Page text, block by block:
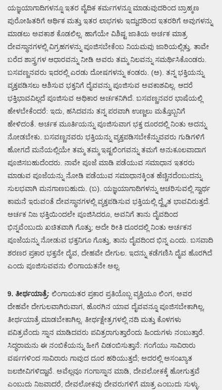
ಯಜ್ಞಯಾಗಾದಿಗಳನ್ನೂ ಇತರ ವೈದಿಕ ಕರ್ಮಗಳನ್ನೂ ಮಾಡುವುದರಿಂದ ಬ್ರಾಹ್ಮಣ
ಪುರೋಹಿತರಿಗೆ ಆರ್ಥಿಕ ಮತ್ತು ಇತರ ಲಾಭಗಳು ಇದ್ದುದರಿಂದ ಇತರರಿಗೆ ಅವುಗಳನ್ನು
ಮಾಡಲು ಅವಕಾಶ ಕೊಡಲಿಲ್ಲ. ಹಾಗೆಯೇ ವಿಶಿಷ್ಟ ಜಾತಿಯ ಅರ್ಚಕ ಮಾತ್ರ
ದೇವಸ್ಥಾನಗಳಲ್ಲಿ ವಿಗ್ರಹಗಳನ್ನು ಪೂಜಿಸಬೇಕೆಂಬ ನಿಯಮವು ಜಾರಿಯಲ್ಲಿತ್ತು. ತಾವೇ
ಬರೆದ ಶಾಸ್ತ್ರಗಳ ಆಧಾರವನ್ನು ನೀಡಿ ಅವರು ತಮ್ಮ ನಿಲವನ್ನು ಸಮರ್ಥಿಸಿಕೊಂಡರು.
ಬಸವಣ್ಣನವರು ಇದರಲ್ಲಿ ಎರಡು ದೋಷಗಳನ್ನು ಕಂಡರು. (ಅ). ತನ್ನ ಭಕ್ತಿಯನ್ನು
ವ್ಯಕ್ತಪಡಿಸಲು ಆಶಿಸುವ ಭಕ್ತನಿಗೆ ದೈವವನ್ನು ಪೂಜಿಸುವ ಅವಕಾಶವಿಲ್ಲ. ಆದರೆ
ಭಕ್ತಿಭಾವವಿಲ್ಲದೆ ಪೂಜಿಸುವ ಅಧಿಕಾರ ಅರ್ಚಕನಿಗಿದೆ. ಬಸವಣ್ಣನವರ ಭಾಷೆಯಲ್ಲಿ
ಹೇಳಬೇಕೆಂದರೆ: ಇದು, ಹಸಿದವನು ತನ್ನ ಪರವಾಗಿ ಉಣ್ಣಲು ಮತ್ತೊಬ್ಬನಿಗೆ
ಹೇಳಿದಂತೆ. ಅರ್ಚಕ ಮೂರ್ತಿಯನ್ನು ಪೂಜಿಸುವಾಗ ಭಕ್ತ ದೂರದಲ್ಲಿ ನಿಂತು ಅದನ್ನು
ನೋಡಬೇಕು. ಬಸವಣ್ಣನವರು ಭಕ್ತಿಯನ್ನು ವ್ಯಕ್ತಪಡಿಸಬೇಕೆನ್ನುವವರು ಗುಡಿಗಳಿಗೆ
ಹೋಗದೆ ಮನೆಯಲ್ಲಿಯೇ ತಮ್ಮ ತಮ್ಮ ಇಷ್ಟಲಿಂಗವನ್ನು ತಮಗೆ ಅನುಕೂಲವಾದಾಗ
ಪೂಜಿಸಬಹುದೆಂದರು. ನಾವೇ ಪೂಜೆ ಮಾಡಿ ಪಡೆಯುವ ಸಮಾಧಾನ ಇತರರು
ಮಾಡುವ ಪೂಜೆಯನ್ನು ನೋಡಿ ಪಡೆಯುವ ಸಮಾಧಾನಕ್ಕಿಂತ ಹೆಚ್ಚಿನದೆಂಬುದನ್ನು
ಸುಲಭವಾಗಿ ಮನಗಾಣಬಹುದು. (ಬ). ಯಜ್ಞಯಾಗಾದಿಗಳನ್ನು ಆಚರಿಸುವಲ್ಲಿ ಸ್ವಾರ್ಥ
ಕಾಮನೆ ಇರುವಂತೆ ದೇವಸ್ಥಾನಗಳಲ್ಲಿ ವ್ಯಕ್ತಪಡಿಸುವ ಭಕ್ತಿಯಲ್ಲಿ ದ್ವೈತ ಭಾವವಿರುತ್ತದೆ.
ಅರ್ಚಕ ನಿಜ ಭಕ್ತಿಯಿಂದಲೇ ಪೂಜಿಸಿದರೂ, ಅವನಿಗೆ ತಾನು ದೈವದಿಂದ
ಭಿನ್ನವೆಂಬುದು ಖಚಿತವಾಗಿ ಗೊತ್ತು; ಅದೇ ರೀತಿ ದೂರದಲ್ಲಿ ನಿಂತು ಅರ್ಚಕನ
ಪೂಜೆಯನ್ನು ನೋಡುವ ಭಕ್ತನಿಗೂ ಗೊತ್ತು, ತಾನು ದೈವದಿಂದ ಭಿನ್ನ ಎಂದು. ಬಸವಾದಿ
ಶರಣರ ಪ್ರಕಾರ ಭಕ್ತನೇ ದೈವ, ದೇಹವೇ ದೇಗುಲ. ಇದನ್ನು ಕಡೆಗಣಿಸಿ ದೈವ ಹೊರಗಿದೆ
ಎಂದು ಪೂಜಿಸುವವನು ಲಿಂಗಾಯತನೇ ಅಲ್ಲ.
9. ತೀರ್ಥಯಾತ್ರೆ: ಲಿಂಗಾಯತರ ಪ್ರಕಾರ ಪ್ರತಿಯೊಬ್ಬ ವ್ಯಕ್ತಿಯೂ ಲಿಂಗ, ಅವರ
ದೇಹವೇ ದೇಗುಲವಾಗಿರುವಾಗ, ಹೊರಗಿನ ಯಾವ ದೈವವನ್ನೂ ಪೂಜಿಸಬೇಕಾಗಿಲ್ಲ,
ತೀರ್ಥಯಾತ್ರೆ ಮಾಡಬೇಕಾಗಿಲ್ಲ. ತೀರ್ಥಕ್ಷೇತ್ರಗಳಲ್ಲಿ ನದಿ ಮತ್ತು ಕೊಳಗಳು
ಪವಿತ್ರವೆಂದು ಸ್ನಾನ ಮಾಡಿದವರು ಪವಿತ್ರರಾಗುತ್ತಾರೆಂದು ಹಿಂದುಗಳು ನಂಬುತ್ತಾರೆ.
ಸಿದ್ಧರಾಮನು ಈ ನಂಬಿಕೆಯನ್ನು ಹೀಗೆ ವಿಡಂಬಿಸುತ್ತಾನೆ: ಗಂಗೆಯು ಸಾವಿರಾರು
ವರ್ಷಗಳಿಂದ ಸಾವಿರಾರು ಗಾವುದ ದೂರ ಹರಿಯುತ್ತದೆ; ಅದರಲ್ಲಿ ಅಸಂಖ್ಯಾತ
ಜಲಜೀವಿಗಳಿದ್ದಾವೆ. ಅವೆಲ್ಲವೂ ಗಂಗಾಸ್ನಾನ ಮಾಡಿ, ದೇವಲೋಕಕ್ಕೆ ಹೋಗುತ್ತವೆ
ಎಂಬುದು ನಿಜವಾದರೆ, ದೇವಲೋಕವು ದೇವರುಗಳಿಗೆ ಮಾತ್ರ ಎಂಬುದು ಸುಳ್ಳು.